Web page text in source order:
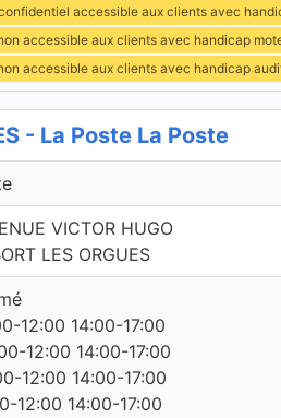
accessible aux clients avec
accessible aux clients avec handicap
accessible aux clients avec handicap
- La Poste La Poste
VICTOR HUGO
LES ORGUES
12:00 14:00-17:00
12:00 14:00-17:00
12:00 14:00-17:00
12:00 14:00-17:00